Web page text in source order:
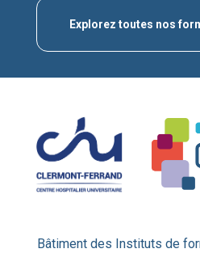
Explorez toutes nos
Bâtiment des Instituts de